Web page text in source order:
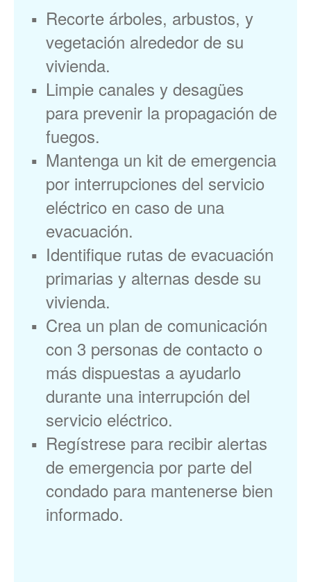
Recorte árboles, arbustos, y
vegetación alrededor de su
vivienda.
Limpie canales y desagües
para prevenir la propagación de
fuegos.
Mantenga un kit de emergencia
por interrupciones del servicio
eléctrico en caso de una
evacuación.
Identifique rutas de evacuación
primarias y alternas desde su
vivienda.
Crea un plan de comunicación
con 3 personas de contacto o
más dispuestas a ayudarlo
durante una interrupción del
servicio eléctrico.
Regístrese para recibir alertas
de emergencia por parte del
condado para mantenerse bien
informado.